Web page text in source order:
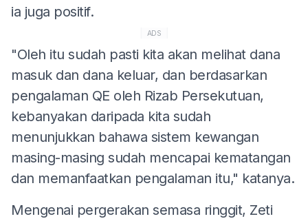
ia juga positif.
ADS
"Oleh itu sudah pasti kita akan melihat dana
masuk dan dana keluar, dan berdasarkan
pengalaman QE oleh Rizab Persekutuan,
kebanyakan daripada kita sudah
menunjukkan bahawa sistem kewangan
masing-masing sudah mencapai kematangan
dan memanfaatkan pengalaman itu," katanya.
Mengenai pergerakan semasa ringgit, Zeti